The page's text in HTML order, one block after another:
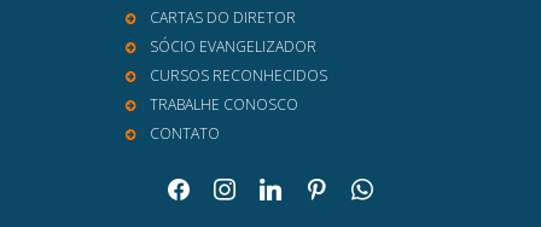
CARTAS DO DIRETOR
SÓCIO EVANGELIZADOR
CURSOS RECONHECIDOS
TRABALHE CONOSCO
CONTATO
facebookinstagramlinkedinpinterestwhatsapp